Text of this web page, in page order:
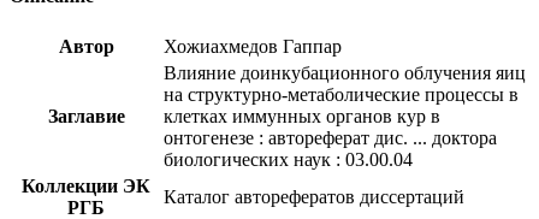
Автор Хожиахмедов Гаппар
Заглавие
Влияние доинкубационного облучения яиц
на структурно-метаболические процессы в
клетках иммунных органов кур в
онтогенезе : автореферат дис. ... доктора
биологических наук : 03.00.04
Коллекции ЭК
РГБ
Каталог авторефератов диссертаций